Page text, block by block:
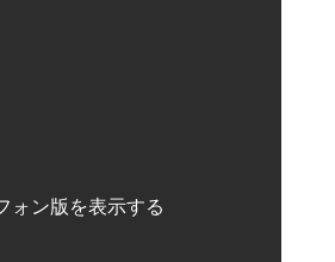
ォン版を表示する